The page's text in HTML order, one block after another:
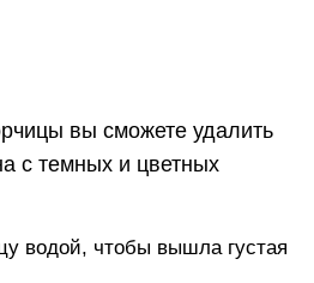
вы сможете удалить
с темных и цветных
водой, чтобы вышла густая